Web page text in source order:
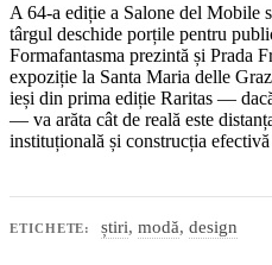
A 64-a ediție a Salone del Mobile
târgul deschide porțile pentru
Formafantasma prezintă și Prada
expoziție la Santa Maria delle
ieși din prima ediție Raritas —
— va arăta cât de reală este
instituțională și construcția
ETICHETE: știri, modă, design